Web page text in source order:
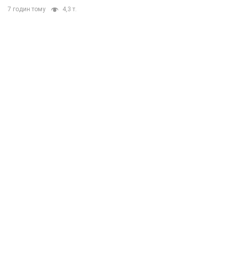
7 годин тому 4,3 т.